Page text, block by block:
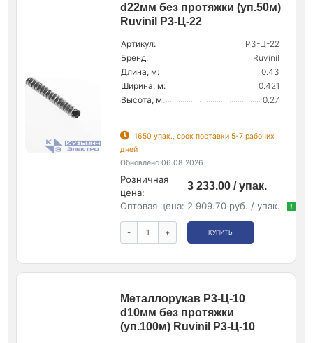
d22мм без протяжки (уп.50м)
Ruvinil Р3-Ц-22
Артикул:
Р3-Ц-22
Бренд:
Ruvinil
Длина, м:
0.43
Ширина, м:
0.421
Высота, м:
0.27
1650 упак., срок поставки 5-7 рабочих
дней
Обновлено 06.08.2026
Розничная
цена:
3 233.00 / упак.
Оптовая цена: 2 909.70 руб. / упак. !
- + КУПИТЬ
Металлорукав Р3-Ц-10
d10мм без протяжки
(уп.100м) Ruvinil Р3-Ц-10